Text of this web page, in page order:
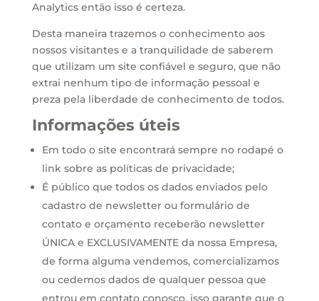
Analytics então isso é certeza.
Desta maneira trazemos o conhecimento aos
nossos visitantes e a tranquilidade de saberem
que utilizam um site confiável e seguro, que não
extrai nenhum tipo de informação pessoal e
preza pela liberdade de conhecimento de todos.
Informações úteis
Em todo o site encontrará sempre no rodapé o
link sobre as políticas de privacidade;
É público que todos os dados enviados pelo
cadastro de newsletter ou formulário de
contato e orçamento receberão newsletter
ÚNICA e EXCLUSIVAMENTE da nossa Empresa,
de forma alguma vendemos, comercializamos
ou cedemos dados de qualquer pessoa que
entrou em contato conosco, isso garante que o